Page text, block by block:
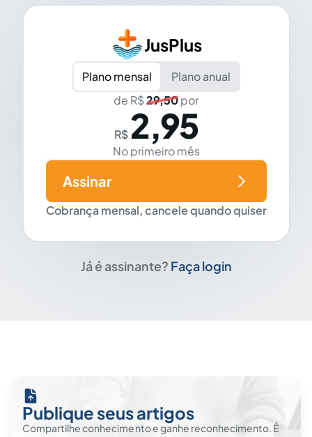
JusPlus
Plano mensal
Plano anual
de R$29,50por
R$ 2,95
No primeiro mês
Cobrança mensal, cancele quando quiser
Assinar
Já é assinante? Faça login
Publique seus artigos
Compartilhe conhecimento e ganhe reconhecimento. É